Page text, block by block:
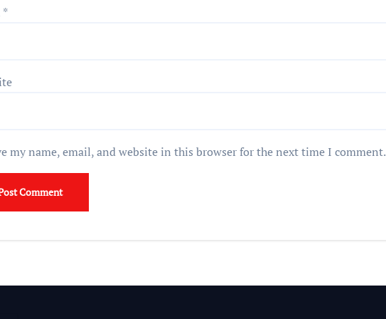
*
my name, email, and website in this browser for the next time I comment.